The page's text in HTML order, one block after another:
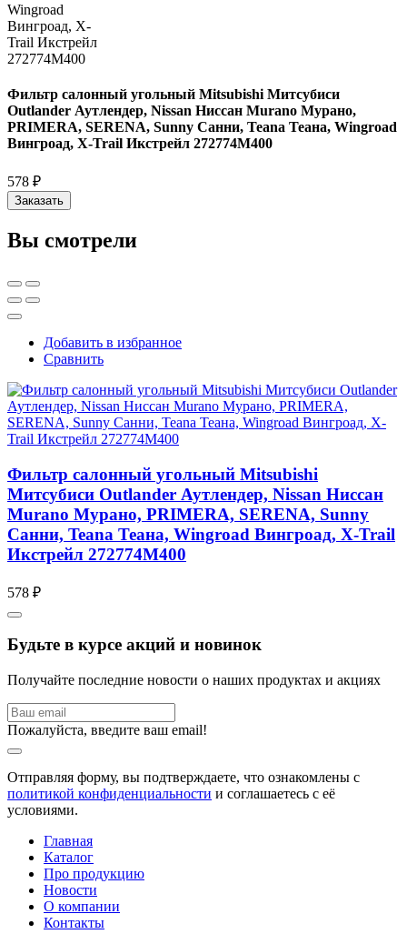
Фильтр салонный угольный Mitsubishi Митсубиси
Outlander Аутлендер, Nissan Ниссан Murano Мурано,
PRIMERA, SERENA, Sunny Санни, Teana Теана, Wingroad
Вингроад, X-Trail Икстрейл 272774M400
578 ₽
Заказать
Вы смотрели
Добавить в избранное
Сравнить
Фильтр салонный угольный Mitsubishi
Митсубиси Outlander Аутлендер, Nissan Ниссан
Murano Мурано, PRIMERA, SERENA, Sunny
Санни, Teana Теана, Wingroad Вингроад, X-Trail
Икстрейл 272774M400
578 ₽
Будьте в курсе акций и новинок
Получайте последние новости о наших продуктах и акциях
Пожалуйста, введите ваш email!
Отправляя форму, вы подтверждаете, что ознакомлены с
политикой конфиденциальности и соглашаетесь с её
условиями.
Главная
Каталог
Про продукцию
Новости
О компании
Контакты